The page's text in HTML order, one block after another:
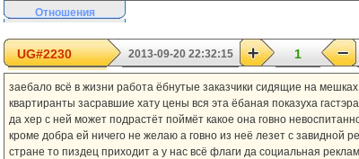
Отношения
UG#2230 2013-09-20 22:32:15 1
заебало всё в жизни работа ёбнутые заказчики сидящие на
квартиранты засравшие хату цены вся эта ёбаная показуха
да хер с ней может подрастёт поймёт какое она говно
кроме добра ей ничего не желаю а говно из неё лезет с завидной
стране то пиздец приходит а у нас всё флаги да социальная